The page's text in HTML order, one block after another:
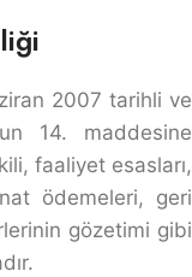
2007 tarihli ve
14. maddesine
faaliyet esasları,
ödemeleri, geri
gözetimi gibi